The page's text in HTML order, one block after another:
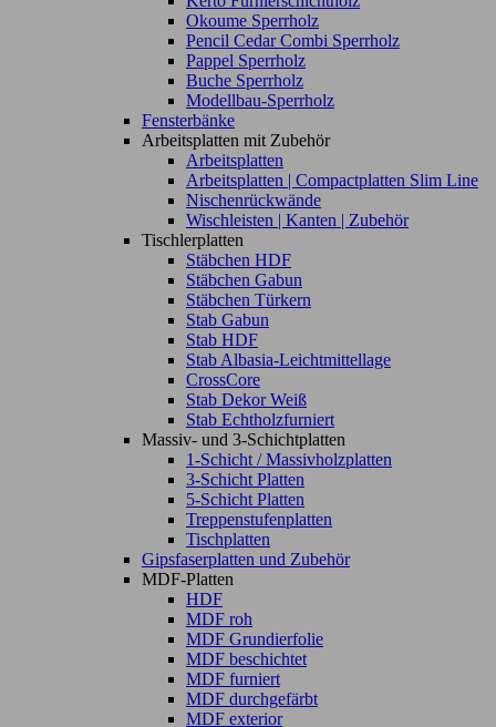
Okoume Sperrholz
Pencil Cedar Combi Sperrholz
Pappel Sperrholz
Buche Sperrholz
Modellbau-Sperrholz
Fensterbänke
Arbeitsplatten mit Zubehör
Arbeitsplatten
Arbeitsplatten | Compactplatten Slim Line
Nischenrückwände
Wischleisten | Kanten | Zubehör
Tischlerplatten
Stäbchen HDF
Stäbchen Gabun
Stäbchen Türkern
Stab Gabun
Stab HDF
Stab Albasia-Leichtmittellage
CrossCore
Stab Dekor Weiß
Stab Echtholzfurniert
Massiv- und 3-Schichtplatten
1-Schicht / Massivholzplatten
3-Schicht Platten
5-Schicht Platten
Treppenstufenplatten
Tischplatten
Gipsfaserplatten und Zubehör
MDF-Platten
HDF
MDF roh
MDF Grundierfolie
MDF beschichtet
MDF furniert
MDF durchgefärbt
MDF exterior